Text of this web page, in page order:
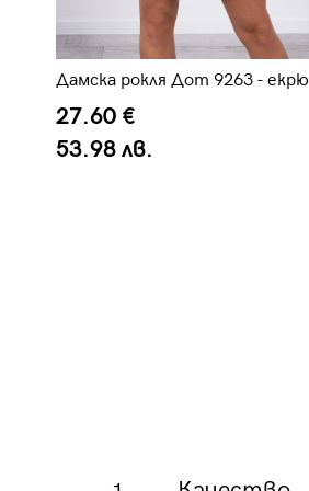
Дамска рокля Дот 9263 - екрю
27.60 €
53.98 лв.